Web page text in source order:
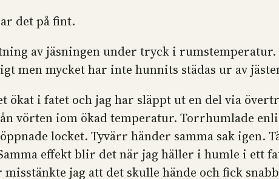
det på fint.
av jäsningen under tryck i
men mycket har inte hunnits städas ur av
ökat i fatet och jag har släppt ut en del via
vörten iom ökad temperatur. Torrhumlade
locket. Tyvärr händer samma sak igen.
effekt blir det när jag häller i humle i ett
jag att det skulle hände och fick